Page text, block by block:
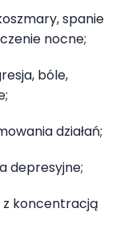
spanie
nocne;
bóle,
działań;
depresyjne;
koncentracją